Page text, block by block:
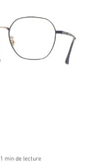
1 min de lecture